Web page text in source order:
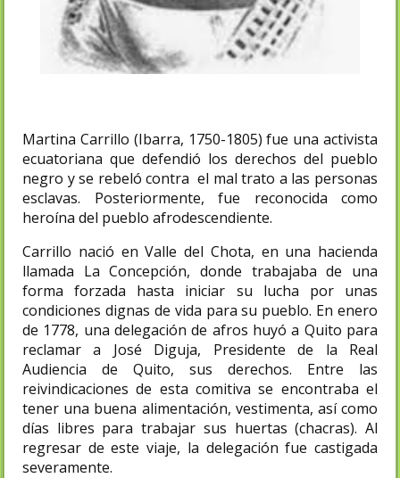
Martina Carrillo (Ibarra, 1750-1805) fue una activista
ecuatoriana que defendió los derechos del pueblo
negro y se rebeló contra el mal trato a las personas
esclavas. Posteriormente, fue reconocida como
heroína del pueblo afrodescendiente.
Carrillo nació en Valle del Chota, en una hacienda
llamada La Concepción, donde trabajaba de una
forma forzada hasta iniciar su lucha por unas
condiciones dignas de vida para su pueblo.​ En enero
de 1778, una delegación de afros huyó a Quito para
reclamar a José Diguja, Presidente de la Real
Audiencia de Quito, sus derechos. Entre las
reivindicaciones de esta comitiva se encontraba el
tener una buena alimentación, vestimenta, así como
días libres para trabajar sus huertas (chacras). Al
regresar de este viaje, la delegación fue castigada
severamente.